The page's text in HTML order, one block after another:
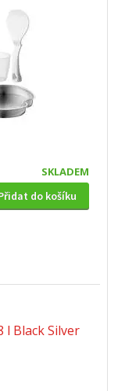
SKLADEM
do košíku
l Black Silver